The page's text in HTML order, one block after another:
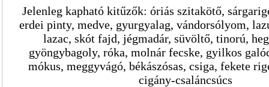
Jelenleg kapható kitűzők: óriás szitakötő,
erdei pinty, medve, gyurgyalag, vándorsólyom,
lazac, skót fajd, jégmadár, süvöltő, tinorú,
gyöngybagoly, róka, molnár fecske, gyilkos
mókus, meggyvágó, békászósas, csiga, fekete
cigány-csaláncsúcs